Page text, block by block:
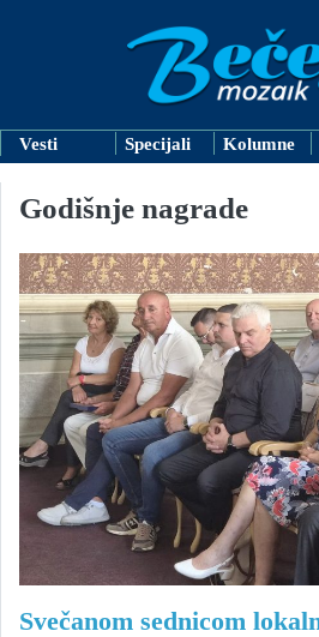
Vesti Specijali Kolumne
Godišnje nagrade
Svečanom sednicom